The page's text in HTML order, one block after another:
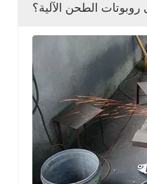
روبوتات الطحن الآلية؟